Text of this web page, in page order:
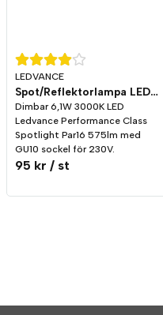
LEDVANCE
Spot/Reflektorlampa LED 575lm GU10 3000K Dim
Dimbar 6,1W 3000K LED
Ledvance Performance Class
Spotlight Par16 575lm med
GU10 sockel för 230V.
95 kr / st